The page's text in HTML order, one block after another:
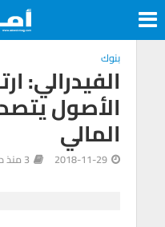
بنوك
الفيدرالي:
الأصول
المالي
2018-11-29 3 منذ دقيقة